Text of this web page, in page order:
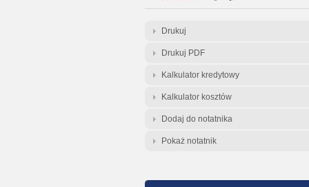
Gratis -
Drukuj
Drukuj PDF
Kalkulator kredytowy
Kalkulator kosztów
Dodaj do notatnika
Pokaż notatnik